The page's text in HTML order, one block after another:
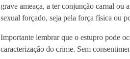
grave ameaça, a ter conjunção carnal
sexual forçado, seja pela força física ou
Importante lembrar que o estupro pode
caracterização do crime. Sem